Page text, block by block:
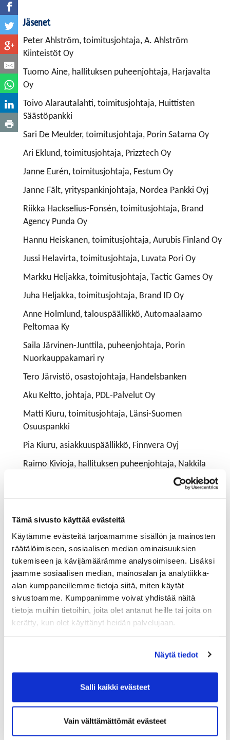
Tämä sivusto käyttää evästeitä
Käytämme evästeitä tarjoamamme sisällön ja mainosten
räätälöimiseen, sosiaalisen median ominaisuuksien
tukemiseen ja kävijämäärämme analysoimiseen. Lisäksi
jaamme sosiaalisen median, mainosalan ja analytiikka-
alan kumppaneillemme tietoja siitä, miten käytät
sivustoamme. Kumppanimme voivat yhdistää näitä
tietoja muihin tietoihin, joita olet antanut heille tai joita on
kerätty, kun olet käyttänyt heidän palvelujaan.
Näytä tiedot
Salli kaikki evästeet
Vain välttämättömät evästeet
Jäsenet
Peter Ahlström, toimitusjohtaja, A. Ahlström
Kiinteistöt Oy
Tuomo Aine, hallituksen puheenjohtaja, Harjavalta
Oy
Toivo Alarautalahti, toimitusjohtaja, Huittisten
Säästöpankki
Sari De Meulder, toimitusjohtaja, Porin Satama Oy
Ari Eklund, toimitusjohtaja, Prizztech Oy
Janne Eurén, toimitusjohtaja, Festum Oy
Janne Fält, yrityspankinjohtaja, Nordea Pankki Oyj
Riikka Hackselius-Fonsén, toimitusjohtaja, Brand
Agency Punda Oy
Hannu Heiskanen, toimitusjohtaja, Aurubis Finland Oy
Jussi Helavirta, toimitusjohtaja, Luvata Pori Oy
Markku Heljakka, toimitusjohtaja, Tactic Games Oy
Juha Heljakka, toimitusjohtaja, Brand ID Oy
Anne Holmlund, talouspäällikkö, Automaalaamo
Peltomaa Ky
Saila Järvinen-Junttila, puheenjohtaja, Porin
Nuorkauppakamari ry
Tero Järvistö, osastojohtaja, Handelsbanken
Aku Keltto, johtaja, PDL-Palvelut Oy
Matti Kiuru, toimitusjohtaja, Länsi-Suomen
Osuuspankki
Pia Kiuru, asiakkuuspäällikkö, Finnvera Oyj
Raimo Kivioja, hallituksen puheenjohtaja, Nakkila
Asianajotoimisto Oy
Tommi Kumlander, business controller, Valmet
Technologies Oy
Erkki Lehtonen, toimitusjohtaja, Lehtosen Konepaja
Oy
Aino-Maija Luukkonen, kaupunginjohtaja, Porin
kaupunki
Juha Mäenpää, toimitusjohtaja, T.M. Palojoki Oy
Rantalainen Pori
Jarmo Oksman, toimitusjohtaja, Osuuskunta